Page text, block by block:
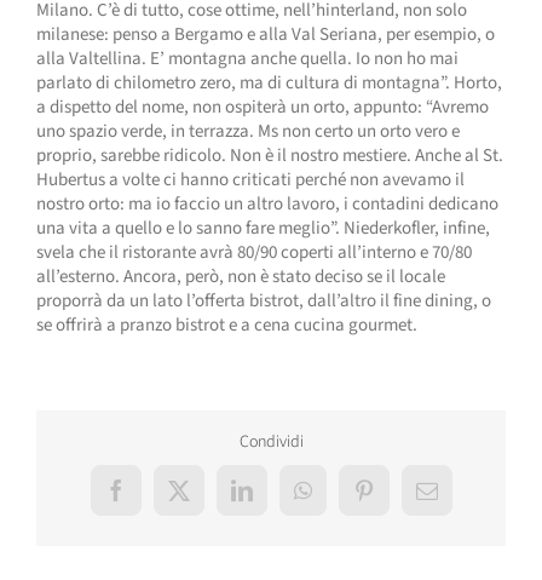
Milano. C’è di tutto, cose ottime, nell’hinterland, non solo
milanese: penso a Bergamo e alla Val Seriana, per esempio, o
alla Valtellina. E’ montagna anche quella. Io non ho mai
parlato di chilometro zero, ma di cultura di montagna”. Horto,
a dispetto del nome, non ospiterà un orto, appunto: “Avremo
uno spazio verde, in terrazza. Ms non certo un orto vero e
proprio, sarebbe ridicolo. Non è il nostro mestiere. Anche al St.
Hubertus a volte ci hanno criticati perché non avevamo il
nostro orto: ma io faccio un altro lavoro, i contadini dedicano
una vita a quello e lo sanno fare meglio”. Niederkofler, infine,
svela che il ristorante avrà 80/90 coperti all’interno e 70/80
all’esterno. Ancora, però, non è stato deciso se il locale
proporrà da un lato l’offerta bistrot, dall’altro il fine dining, o
se offrirà a pranzo bistrot e a cena cucina gourmet.
Condividi
Facebook
X LinkedInWhatsAppPinterestEmail